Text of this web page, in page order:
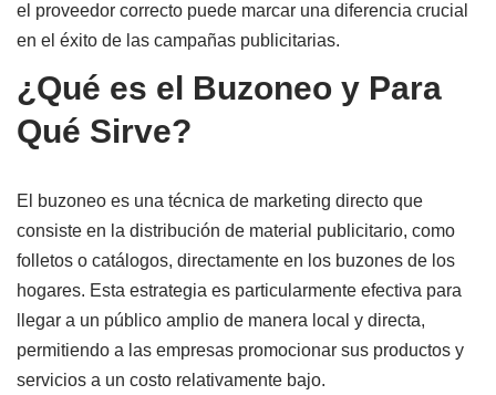
el proveedor correcto puede marcar una diferencia crucial
en el éxito de las campañas publicitarias.
¿Qué es el Buzoneo y Para
Qué Sirve?
El buzoneo es una técnica de marketing directo que
consiste en la distribución de material publicitario, como
folletos o catálogos, directamente en los buzones de los
hogares. Esta estrategia es particularmente efectiva para
llegar a un público amplio de manera local y directa,
permitiendo a las empresas promocionar sus productos y
servicios a un costo relativamente bajo.